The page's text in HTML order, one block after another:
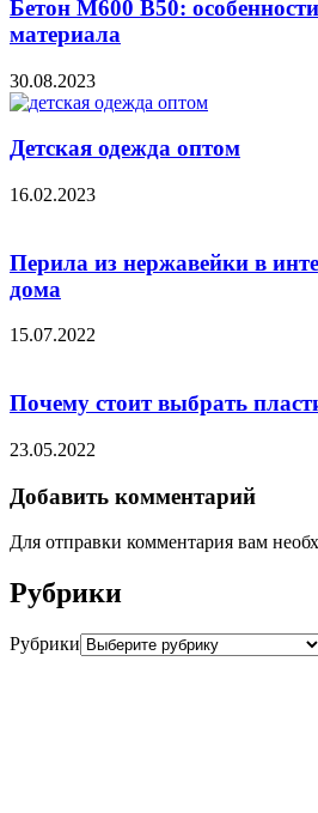
Бетон М600 В50:
материала
30.08.2023
Детская одежда оптом
16.02.2023
Перила из нержавейки в
дома
15.07.2022
Почему стоит выбрать
23.05.2022
Добавить комментарий
Для отправки комментария вам
Рубрики
Рубрики